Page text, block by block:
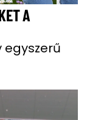
A
egyszerű